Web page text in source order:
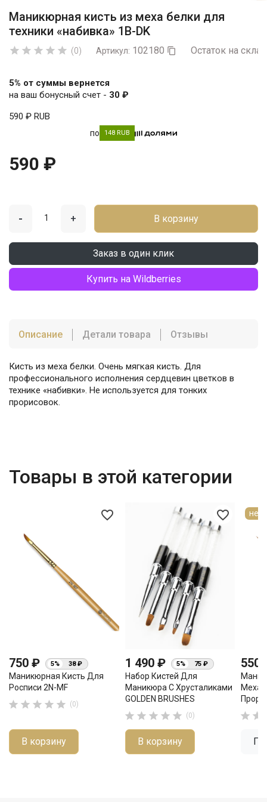
Маникюрная кисть из меха белки для
техники «набивка» 1B-DK
     (0) Артикул: 102180  Остаток на
5% от суммы вернется
на ваш бонусный счет - 30 ₽
590 ₽ RUB
по 148 RUB
590 ₽
- + В корзину
Заказ в один клик
Купить на Wildberries
Описание Детали товара Отзывы
Кисть из меха белки. Очень мягкая кисть. Для
профессионального исполнения сердцевин цветков в
технике «набивки». Не используется для тонких
прорисовок.
Товары в этой категории
favorite_border
750 ₽ 5% 38 ₽
Маникюрная Кисть Для
Росписи 2N-MF
     (0)
В корзину
favorite_border
1 490 ₽ 5% 75 ₽
Набор Кистей Для
Маникюра С Хрусталиками
GOLDEN BRUSHES
     (0)
В корзину
550
Меха
 
нет